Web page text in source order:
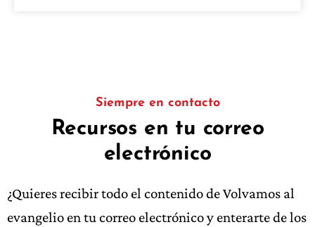
Siempre en contacto
Recursos en tu correo
electrónico
¿Quieres recibir todo el contenido de Volvamos al
evangelio en tu correo electrónico y enterarte de los